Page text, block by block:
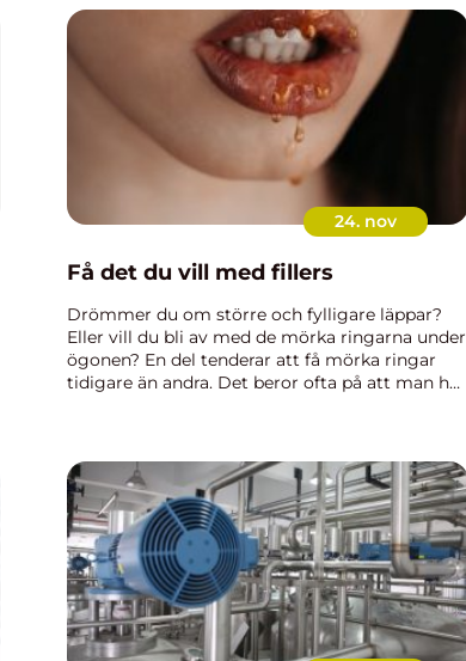
24. nov
Få det du vill med fillers
Drömmer du om större och fylligare läppar?
Eller vill du bli av med de mörka ringarna under
ögonen? En del tenderar att få mörka ringar
tidigare än andra. Det beror ofta på att man har